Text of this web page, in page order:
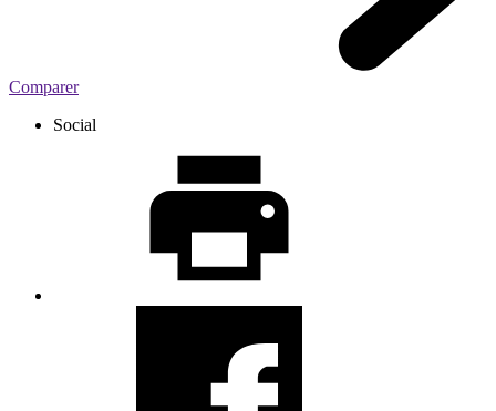
Comparer
Social